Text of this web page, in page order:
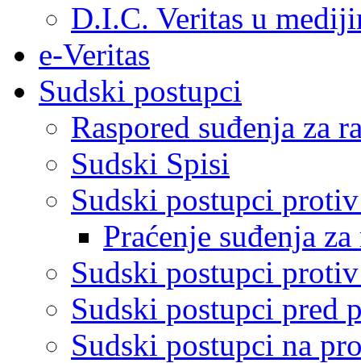
D.I.C. Veritas u
e-Veritas
Sudski postupci
Raspored suđenja za
Sudski Spisi
Sudski postupci
Praćenje suđenja
Sudski postupci
Sudski postupci pred
Sudski postupci na